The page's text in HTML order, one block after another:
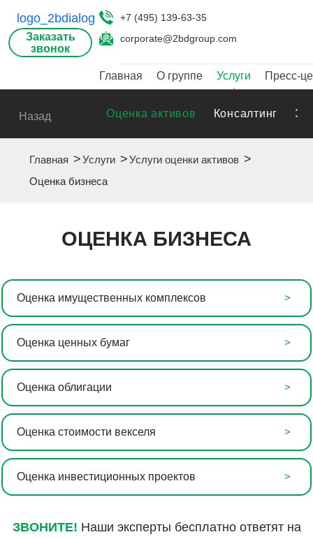
Заказать
звонок
+7 (495) 139-63-35
corporate@2bdgroup.com
Главная О группе Услуги Пресс-
Назад Оценка активов Консалтинг
Главная Услуги
Услуги оценки активов
Оценка бизнеса
ОЦЕНКА БИЗНЕСА
Оценка имущественных комплексов
Оценка ценных бумаг
Оценка облигации
Оценка стоимости векселя
Оценка инвестиционных проектов
ЗВОНИТЕ! Наши эксперты бесплатно ответят на